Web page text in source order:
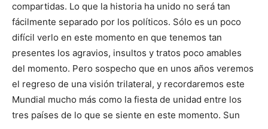
compartidas. Lo que la historia ha unido no será tan
fácilmente separado por los políticos. Sólo es un poco
difícil verlo en este momento en que tenemos tan
presentes los agravios, insultos y tratos poco amables
del momento. Pero sospecho que en unos años veremos
el regreso de una visión trilateral, y recordaremos este
Mundial mucho más como la fiesta de unidad entre los
tres países de lo que se siente en este momento. Sun